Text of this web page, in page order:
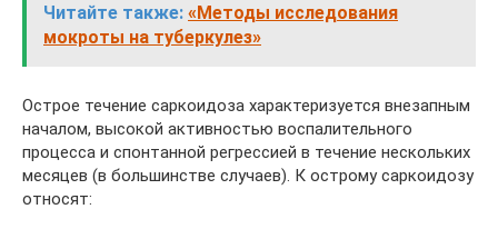
Читайте также: «Методы исследования
мокроты на туберкулез»
Острое течение саркоидоза характеризуется внезапным
началом, высокой активностью воспалительного
процесса и спонтанной регрессией в течение нескольких
месяцев (в большинстве случаев). К острому саркоидозу
относят: